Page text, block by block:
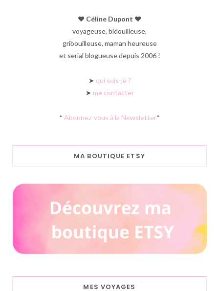
♥︎ Céline Dupont ♥︎
voyageuse, bidouilleuse,
gribouilleuse, maman heureuse
et serial blogueuse depuis 2006 !
➤ qui suis-je ?
➤ me contacter
* Abonnez-vous à la Newsletter*
MA BOUTIQUE ETSY
MES VOYAGES